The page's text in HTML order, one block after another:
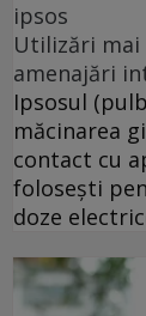
ipsos
Utilizări mai
amenajări
Ipsosul
măcinarea
contact cu
folosești
doze